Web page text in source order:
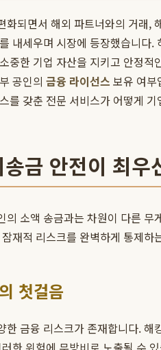
화되면서 해외 파트너와의 거래,
내세우며 시장에 등장했습니다
중한 기업 자산을 지키고 안정
공인의 금융 라이선스 보유 여부
를 갖춘 전문 서비스가 어떻게
금 안전이 최우
의 소액 송금과는 차원이 다른
재적 리스크를 완벽하게 통제하
첫걸음
한 금융 리스크가 존재합니다.